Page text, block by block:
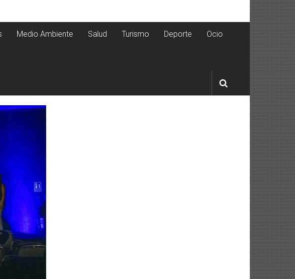
Medio Ambiente Salud Turismo Deporte Ocio